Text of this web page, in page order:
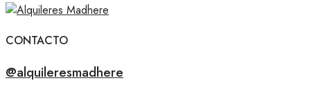
CONTACTO
@alquileresmadhere